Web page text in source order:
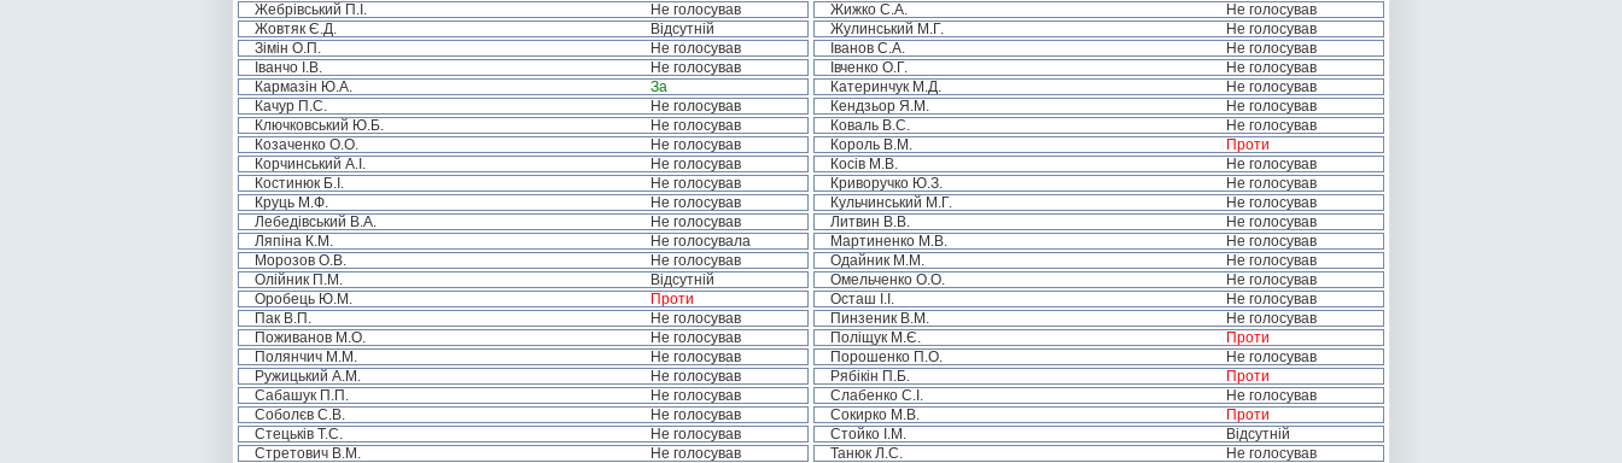
Жебрівський П.І.
Не голосував Жижко С.А.
Не голосував
Жовтяк Є.Д.
Відсутній Жулинський М.Г.
Не голосував
Зімін О.П.
Не голосував Іванов С.А.
Не голосував
Іванчо І.В.
Не голосував Івченко О.Г.
Не голосував
Кармазін Ю.А.
За Катеринчук М.Д.
Не голосував
Качур П.С.
Не голосував Кендзьор Я.М.
Не голосував
Ключковський Ю.Б.
Не голосував Коваль В.С.
Не голосував
Козаченко О.О.
Не голосував Король В.М.
Проти
Корчинський А.І.
Не голосував Косів М.В.
Не голосував
Костинюк Б.І.
Не голосував Криворучко Ю.З.
Не голосував
Круць М.Ф.
Не голосував Кульчинський М.Г.
Не голосував
Лебедівський В.А.
Не голосував Литвин В.В.
Не голосував
Ляпіна К.М.
Не голосувала Мартиненко М.В.
Не голосував
Морозов О.В.
Не голосував Одайник М.М.
Не голосував
Олійник П.М.
Відсутній Омельченко О.О.
Не голосував
Оробець Ю.М.
Проти Осташ І.І.
Не голосував
Пак В.П.
Не голосував Пинзеник В.М.
Не голосував
Поживанов М.О.
Не голосував Поліщук М.Є.
Проти
Полянчич М.М.
Не голосував Порошенко П.О.
Не голосував
Ружицький А.М.
Не голосував Рябікін П.Б.
Проти
Сабашук П.П.
Не голосував Слабенко С.І.
Не голосував
Соболєв С.В.
Не голосував Сокирко М.В.
Проти
Стецьків Т.С.
Не голосував Стойко І.М.
Відсутній
Стретович В.М.
Не голосував Танюк Л.С.
Не голосував